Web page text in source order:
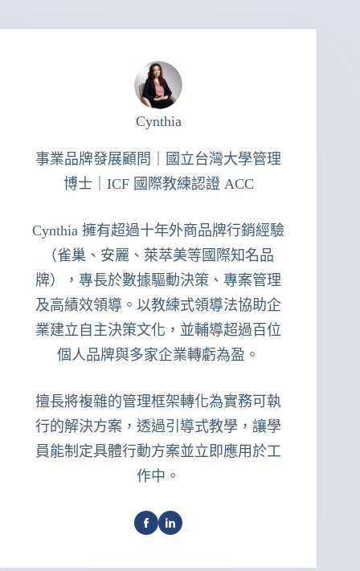
Cynthia
事業品牌發展顧問｜國立台灣大學管理
博士｜ICF 國際教練認證 ACC
Cynthia 擁有超過十年外商品牌行銷經驗
（雀巢、安麗、萊萃美等國際知名品
牌），專長於數據驅動決策、專案管理
及高績效領導。以教練式領導法協助企
業建立自主決策文化，並輔導超過百位
個人品牌與多家企業轉虧為盈。
擅長將複雜的管理框架轉化為實務可執
行的解決方案，透過引導式教學，讓學
員能制定具體行動方案並立即應用於工
作中。